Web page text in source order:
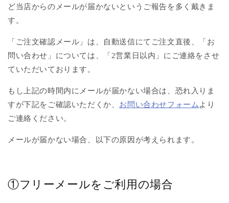
ど当店からのメールが届かないというご報告を多く戴きま
す。
「ご注文確認メール」は、自動送信にてご注文直後、「お
問い合わせ」については、「2営業日以内」にご連絡をさせ
ていただいております。
もし上記の時間内にメールが届かない場合は、恐れ入りま
すが下記をご確認いただくか、 お問い合わせフォーム より
ご連絡ください。
メールが届かない場合、以下の原因が考えられます。
①フリーメールをご利用の場合